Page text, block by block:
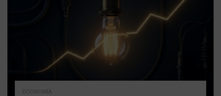
ECONOMÍA